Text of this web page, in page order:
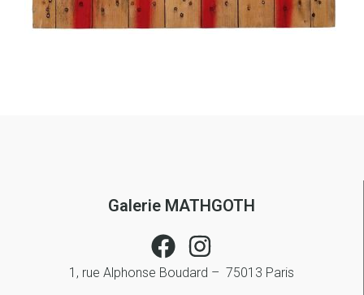
Galerie MATHGOTH
1, rue Alphonse Boudard – 75013 Paris